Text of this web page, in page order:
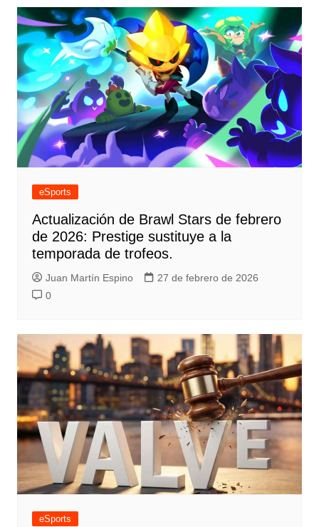
eSports
Actualización de Brawl Stars de febrero
de 2026: Prestige sustituye a la
temporada de trofeos.
Juan Martín Espino
27 de febrero de 2026
0
eSports